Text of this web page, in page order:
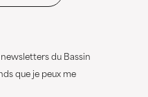
du Bassin
que je peux me